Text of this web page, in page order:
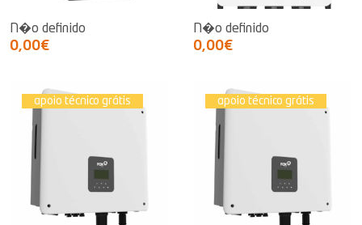
N�o definido
0,00€
N�o definido
0,00€
apoio técnico grátis apoio técnico grátis